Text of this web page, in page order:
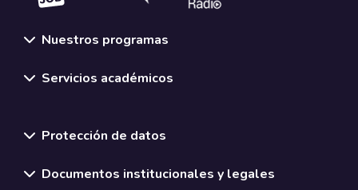
Nuestros programas
Servicios académicos
Protección de datos
Documentos institucionales y legales